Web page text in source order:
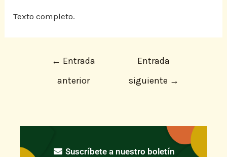
Texto completo.
← Entrada
anterior
Entrada
siguiente →
Suscríbete a nuestro boletín